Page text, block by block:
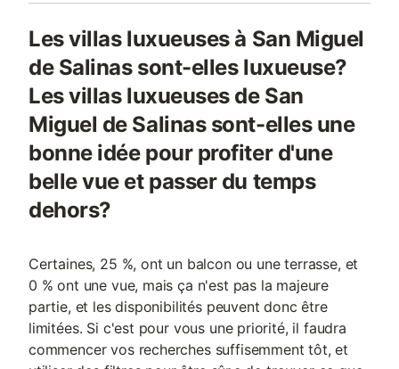
Les villas luxueuses à San Miguel
de Salinas sont-elles luxueuse?
Les villas luxueuses de San
Miguel de Salinas sont-elles une
bonne idée pour profiter d'une
belle vue et passer du temps
dehors?
Certaines, 25 %, ont un balcon ou une terrasse, et
0 % ont une vue, mais ça n'est pas la majeure
partie, et les disponibilités peuvent donc être
limitées. Si c'est pour vous une priorité, il faudra
commencer vos recherches suffisemment tôt, et